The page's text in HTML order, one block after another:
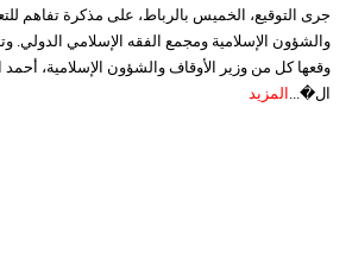
جرى التوقيع، الخميس بالرباط، على مذكرة تفاهم
والشؤون الإسلامية ومجمع الفقه الإسلامي الدولي.
وقعها كل من وزير الأوقاف والشؤون الإسلامية، أحمد
ال�... المزيد